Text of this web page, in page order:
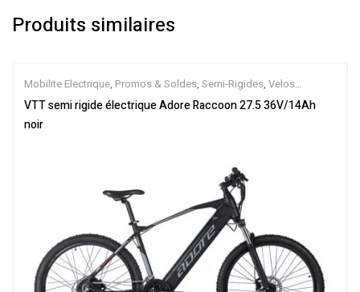
Produits similaires
Mobilite Electrique, Promos & Soldes, Semi-Rigides, Velos
Electriques,VTT Électriques
VTT semi rigide électrique Adore Raccoon 27.5 36V/14Ah
noir